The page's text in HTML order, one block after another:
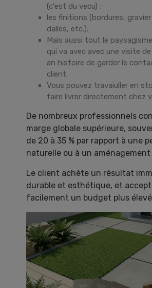
(c'est du vecu) ;
les finitions (bordures,
dalles, etc.).
Mais aussi tout le
qui va avec avec une visite
an histoire de garder le
client.
Vous pouvez travaiuller en
faire livrer directement chez
De nombreux professionnels
marge globale supérieure,
de 20 à 35 % par rapport à une
naturelle ou à un aménagement
Le client achète un résultat
durable et esthétique, et
facilement un budget plus